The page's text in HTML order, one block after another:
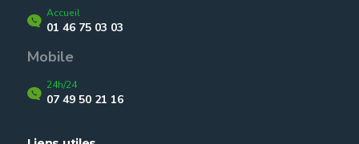
Accueil
01 46 75 03 03
Mobile
24h/24
07 49 50 21 16